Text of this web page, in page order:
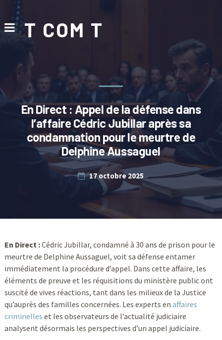
T COM T
En Direct : Appel de la défense dans
l’affaire Cédric Jubillar après sa
condamnation pour le meurtre de
Delphine Aussaguel
17 octobre 2025
En Direct :Cédric Jubillar, condamné à 30 ans de prison pour le
meurtre de Delphine Aussaguel, voit sa défense entamer
immédiatement la procédure d’appel. Dans cette affaire, les
éléments de preuve et les réquisitions du ministère public ont
suscité de vives réactions, tant dans les milieux de la Justice
qu’auprès des familles concernées. Les experts en affaires
criminelles et les observateurs de l’actualité judiciaire
analysent désormais les perspectives d’un appel judiciaire.